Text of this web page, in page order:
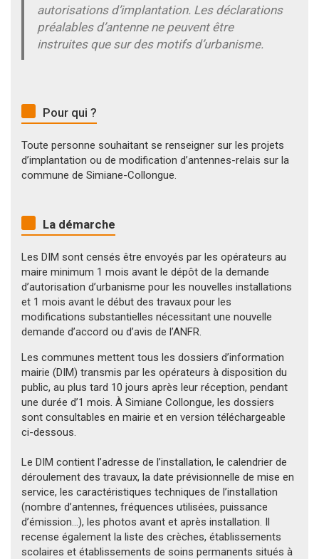
autorisations d’implantation. Les déclarations
préalables d’antenne ne peuvent être
instruites que sur des motifs d’urbanisme.
Pour qui ?
Toute personne souhaitant se renseigner sur les projets
d’implantation ou de modification d’antennes-relais sur la
commune de Simiane-Collongue.
La démarche
Les DIM sont censés être envoyés par les opérateurs au
maire minimum 1 mois avant le dépôt de la demande
d’autorisation d’urbanisme pour les nouvelles installations
et 1 mois avant le début des travaux pour les
modifications substantielles nécessitant une nouvelle
demande d’accord ou d’avis de l’ANFR.
Les communes mettent tous les dossiers d’information
mairie (DIM) transmis par les opérateurs à disposition du
public, au plus tard 10 jours après leur réception, pendant
une durée d’1 mois. À Simiane Collongue, les dossiers
sont consultables en mairie et en version téléchargeable
ci-dessous.
Le DIM contient l’adresse de l’installation, le calendrier de
déroulement des travaux, la date prévisionnelle de mise en
service, les caractéristiques techniques de l’installation
(nombre d’antennes, fréquences utilisées, puissance
d’émission…), les photos avant et après installation. Il
recense également la liste des crèches, établissements
scolaires et établissements de soins permanents situés à